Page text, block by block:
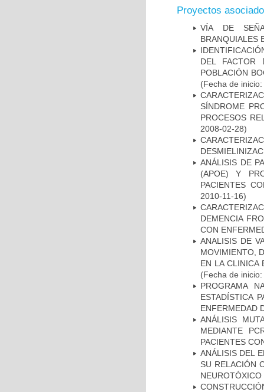
Proyectos
VÍA DE
BRANQUIALES
DEL FACTOR
POBLACIÓN
(Fecha de
SÍNDROME
PROCESOS
2008-02-28)
ANÁLISIS DE
(APOE) Y
PACIENTES
2010-11-16)
DEMENCIA
CON
ANALISIS DE
MOVIMIENTO,
EN LA CLINICA
(Fecha de
PROGRAMA
ESTADÍSTICA
ENFERMEDAD
ANÁLISIS
MEDIANTE
PACIENTES
ANÁLISIS DEL
SU RELACIÓN
NEUROTÓXICO